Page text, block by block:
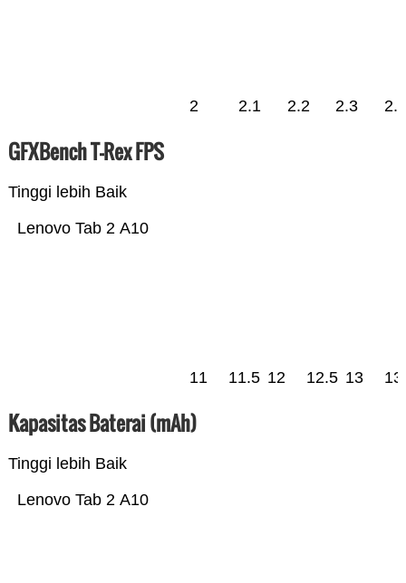
2 2.1 2.2 2.3 2.4
GFXBench T-Rex FPS
Tinggi lebih Baik
Lenovo Tab 2 A10
11 11.5 12 12.5 13
Kapasitas Baterai (mAh)
Tinggi lebih Baik
Lenovo Tab 2 A10